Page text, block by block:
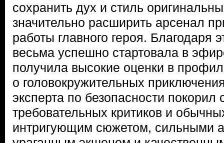
сохранить дух и стиль
значительно расширить арсенал
работы главного героя.
весьма успешно стартовала в
получила высокие оценки в
о головокружительных
эксперта по безопасности покорил
требовательных критиков и
интригующим сюжетом, сильными